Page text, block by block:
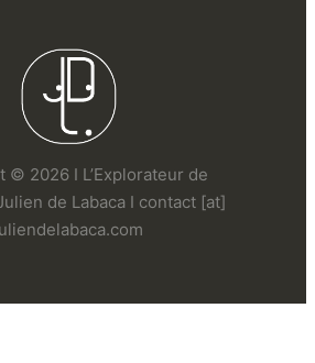
© 2026 I L’Explorateur de
de Labaca I contact [at]